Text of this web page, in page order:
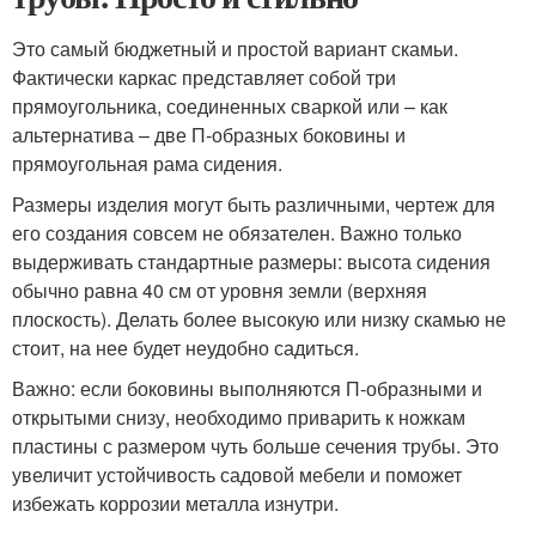
Это самый бюджетный и простой вариант скамьи.
Фактически каркас представляет собой три
прямоугольника, соединенных сваркой или – как
альтернатива – две П-образных боковины и
прямоугольная рама сидения.
Размеры изделия могут быть различными, чертеж для
его создания совсем не обязателен. Важно только
выдерживать стандартные размеры: высота сидения
обычно равна 40 см от уровня земли (верхняя
плоскость). Делать более высокую или низку скамью не
стоит, на нее будет неудобно садиться.
Важно: если боковины выполняются П-образными и
открытыми снизу, необходимо приварить к ножкам
пластины с размером чуть больше сечения трубы. Это
увеличит устойчивость садовой мебели и поможет
избежать коррозии металла изнутри.